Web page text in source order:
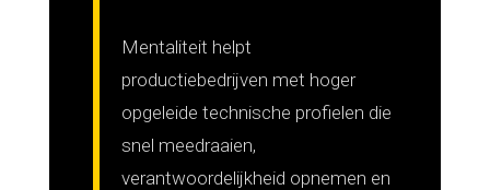
Mentaliteit helpt
productiebedrijven met hoger
opgeleide technische profielen die
snel meedraaien,
verantwoordelijkheid opnemen en